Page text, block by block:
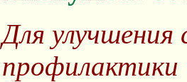
Для улучшения
профилактики